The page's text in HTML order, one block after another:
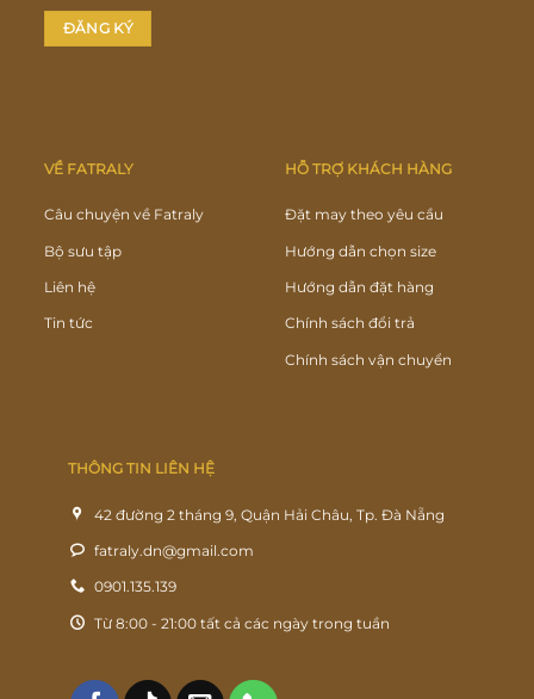
VỀ FATRALY
Câu chuyện về Fatraly
Bộ sưu tập
Liên hệ
Tin tức
HỖ TRỢ KHÁCH HÀNG
Đặt may theo yêu cầu
Hướng dẫn chọn size
Hướng dẫn đặt hàng
Chính sách đổi trả
Chính sách vận chuyển
THÔNG TIN LIÊN HỆ
42 đường 2 tháng 9, Quận Hải Châu, Tp. Đà Nẵng
fatraly.dn@gmail.com
0901.135.139
Từ 8:00 - 21:00 tất cả các ngày trong tuần